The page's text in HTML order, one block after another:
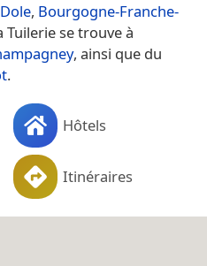
Dole, Bourgogne-Franche-
Tuilerie se trouve à
, ainsi que du
.
Hôtels
Itinéraires